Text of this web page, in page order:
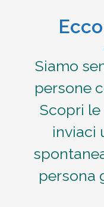
Siamo
persone
Scopri
inviaci
persona